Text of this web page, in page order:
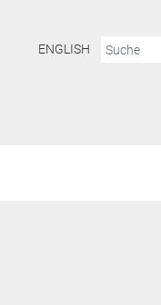
ENGLISH